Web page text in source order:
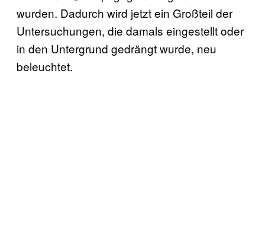
wurden. Dadurch wird jetzt ein Großteil der
Untersuchungen, die damals eingestellt oder
in den Untergrund gedrängt wurde, neu
beleuchtet.